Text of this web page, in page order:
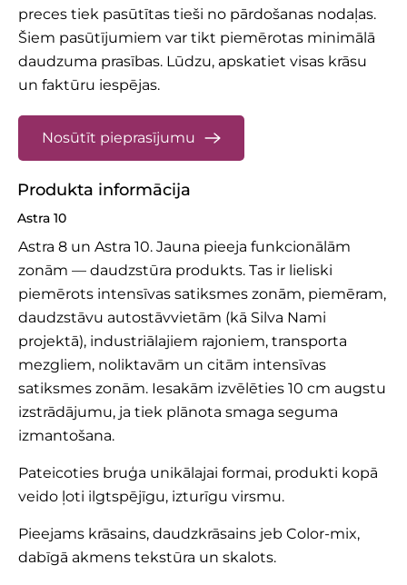
preces tiek pasūtītas tieši no pārdošanas nodaļas.
Šiem pasūtījumiem var tikt piemērotas minimālā
daudzuma prasības. Lūdzu, apskatiet visas krāsu
un faktūru iespējas.
Nosūtīt pieprasījumu
Produkta informācija
Astra 10
Astra 8 un Astra 10. Jauna pieeja funkcionālām
zonām — daudzstūra produkts. Tas ir lieliski
piemērots intensīvas satiksmes zonām, piemēram,
daudzstāvu autostāvvietām (kā Silva Nami
projektā), industriālajiem rajoniem, transporta
mezgliem, noliktavām un citām intensīvas
satiksmes zonām. Iesakām izvēlēties 10 cm augstu
izstrādājumu, ja tiek plānota smaga seguma
izmantošana.
Pateicoties bruģa unikālajai formai, produkti kopā
veido ļoti ilgtspējīgu, izturīgu virsmu.
Pieejams krāsains, daudzkrāsains jeb Color-mix,
dabīgā akmens tekstūra un skalots.